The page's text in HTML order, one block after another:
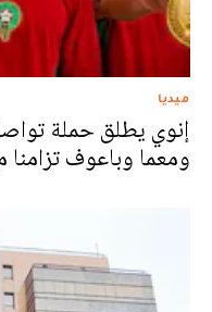
ميديا
إنوي يطلق حملة
ومعما وباعوف تزامنا